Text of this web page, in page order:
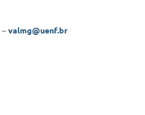
– valmg@uenf.br